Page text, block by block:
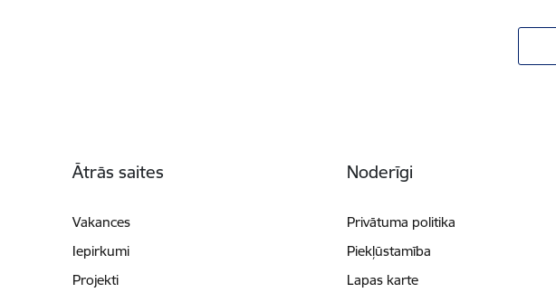
Ātrās saites
Vakances
Iepirkumi
Projekti
Noderīgi
Privātuma politika
Piekļūstamība
Lapas karte